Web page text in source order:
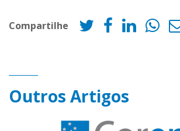
Compartilhe
Outros Artigos